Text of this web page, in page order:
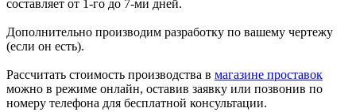
составляет от 1-го до 7-ми дней.
Дополнительно производим разработку по вашему чертежу
(если он есть).
Рассчитать стоимость производства в магазине проставок
можно в режиме онлайн, оставив заявку или позвонив по
номеру телефона для бесплатной консультации.